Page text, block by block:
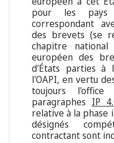
pour les pays
correspondant
des brevets (se
chapitre national
européen des
d'États parties à
l'OAPI, en vertu
toujours
paragraphes IP
relative à la phase
désignés
contractant sont